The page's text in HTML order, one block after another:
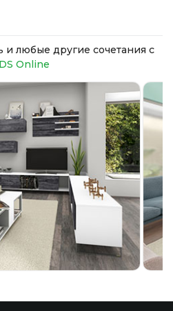
любые другие сочетания с
Online